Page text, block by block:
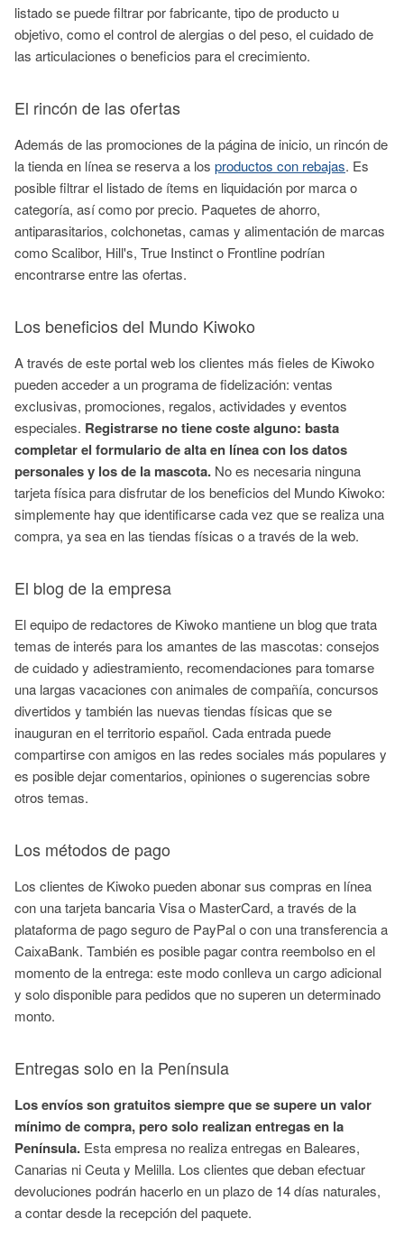
listado se puede filtrar por fabricante, tipo de producto u
objetivo, como el control de alergias o del peso, el cuidado de
las articulaciones o beneficios para el crecimiento.
El rincón de las ofertas
Además de las promociones de la página de inicio, un rincón de
la tienda en línea se reserva a los productos con rebajas. Es
posible filtrar el listado de ítems en liquidación por marca o
categoría, así como por precio. Paquetes de ahorro,
antiparasitarios, colchonetas, camas y alimentación de marcas
como Scalibor, Hill's, True Instinct o Frontline podrían
encontrarse entre las ofertas.
Los beneficios del Mundo Kiwoko
A través de este portal web los clientes más fieles de Kiwoko
pueden acceder a un programa de fidelización: ventas
exclusivas, promociones, regalos, actividades y eventos
especiales. Registrarse no tiene coste alguno: basta
completar el formulario de alta en línea con los datos
personales y los de la mascota. No es necesaria ninguna
tarjeta física para disfrutar de los beneficios del Mundo Kiwoko:
simplemente hay que identificarse cada vez que se realiza una
compra, ya sea en las tiendas físicas o a través de la web.
El blog de la empresa
El equipo de redactores de Kiwoko mantiene un blog que trata
temas de interés para los amantes de las mascotas: consejos
de cuidado y adiestramiento, recomendaciones para tomarse
una largas vacaciones con animales de compañía, concursos
divertidos y también las nuevas tiendas físicas que se
inauguran en el territorio español. Cada entrada puede
compartirse con amigos en las redes sociales más populares y
es posible dejar comentarios, opiniones o sugerencias sobre
otros temas.
Los métodos de pago
Los clientes de Kiwoko pueden abonar sus compras en línea
con una tarjeta bancaria Visa o MasterCard, a través de la
plataforma de pago seguro de PayPal o con una transferencia a
CaixaBank. También es posible pagar contra reembolso en el
momento de la entrega: este modo conlleva un cargo adicional
y solo disponible para pedidos que no superen un determinado
monto.
Entregas solo en la Península
Los envíos son gratuitos siempre que se supere un valor
mínimo de compra, pero solo realizan entregas en la
Península. Esta empresa no realiza entregas en Baleares,
Canarias ni Ceuta y Melilla. Los clientes que deban efectuar
devoluciones podrán hacerlo en un plazo de 14 días naturales,
a contar desde la recepción del paquete.